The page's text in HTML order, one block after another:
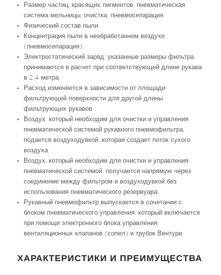
Размер частиц, красящих пигментов, пневматическая
система мельницы, очистка, пневмосепарация.
Физический состав пыли.
Концентрация пыли в необработанном воздухе
(пневмосепарация).
Электростатический заряд: указанные размеры фильтра
принимаются в расчет при соответствующей длине рукава
в 2,4 метра.
Расход изменяется в зависимости от площади
фильтрующей поверхности для другой длины
фильтрующих рукавов.
Воздух, который необходим для очистки и управления
пневматической системой рукавного пневмофильтра,
подается воздуходувкой, которая создает поток сухого
воздуха.
Воздух, который необходим для очистки и управления
пневматической системой, получается напрямую через
соединение между фильтром и воздуходувкой без
использования пневматического резервуара.
Рукавный пневмофильтр выпускается в сочетании с
блоком пневматического управления, который включается
при помощи электронного блока управления,
вентиляционных клапанов (сопел) и трубок Вентури.
ХАРАКТЕРИСТИКИ И ПРЕИМУЩЕСТВА